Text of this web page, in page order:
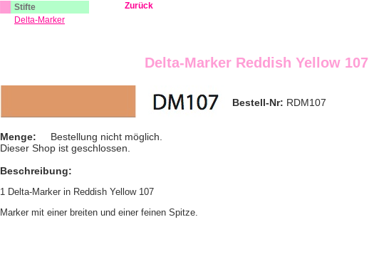
Stifte
Delta-Marker
Zurück
Delta-Marker Reddish Yellow 107
Bestell-Nr: RDM107
Menge:
Bestellung nicht möglich.
Dieser Shop ist geschlossen.
Beschreibung:
1 Delta-Marker in Reddish Yellow 107
Marker mit einer breiten und einer feinen Spitze.